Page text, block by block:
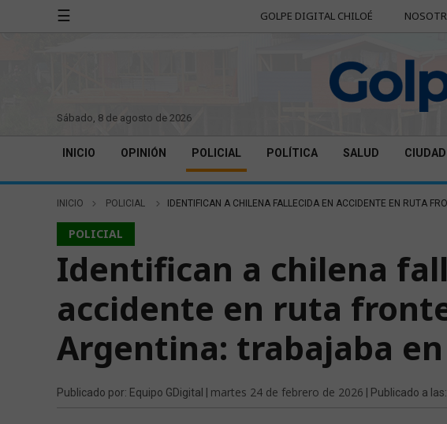
☰ GOLPE DIGITAL CHILOÉ
sábado, 8 de agosto de 2026
INICIO OPINIÓN POLICIAL POLÍTICA SALUD CIUDAD
INICIO POLICIAL IDENTIFICAN A CHILENA FALLECIDA EN ACCIDENTE EN RUTA
POLICIAL
Identifican a chilena
accidente en ruta
Argentina: trabajaba en
Publicado por: Equipo GDigital | martes 24 de febrero de 2026 | Publicado a